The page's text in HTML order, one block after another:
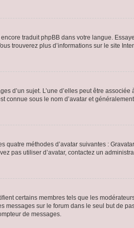
traduit phpBB dans votre langue.
trouverez plus d’informations sur le site
d’un sujet. L’une d’elles peut être
sous le nom d’avatar et
méthodes d’avatar suivantes :
pas utiliser d’avatar, contactez un
certains membres tels que les
messages sur le forum dans le seul but de
de messages.